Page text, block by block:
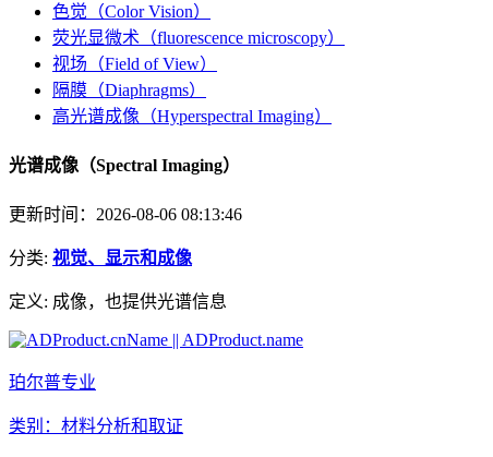
色觉（Color Vision）
荧光显微术（fluorescence microscopy）
视场（Field of View）
隔膜（Diaphragms）
高光谱成像（Hyperspectral Imaging）
光谱成像（Spectral Imaging）
更新时间：2026-08-06 08:13:46
分类: 视觉、显示和成像
定义: 成像，也提供光谱信息
珀尔普专业
类别：材料分析和取证